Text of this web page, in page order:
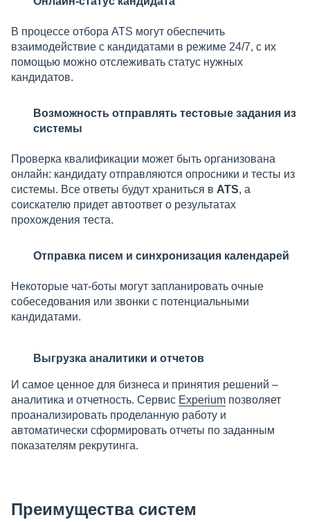
В процессе отбора ATS могут обеспечить
взаимодействие с кандидатами в режиме 24/7, с их
помощью можно отслеживать статус нужных
кандидатов.
Возможность отправлять тестовые задания из
системы
Проверка квалификации может быть организована
онлайн: кандидату отправляются опросники и тесты из
системы. Все ответы будут храниться в ATS, а
соискателю придет автоответ о результатах
прохождения теста.
Отправка писем и синхронизация календарей
Некоторые чат-боты могут запланировать очные
собеседования или звонки с потенциальными
кандидатами.
Выгрузка аналитики и отчетов
И самое ценное для бизнеса и принятия решений –
аналитика и отчетность. Сервис Experium позволяет
проанализировать проделанную работу и
автоматически сформировать отчеты по заданным
показателям рекрутинга.
Преимущества систем